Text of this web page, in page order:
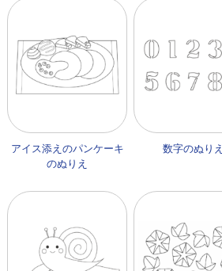
アイス添えのパンケーキ
のぬりえ
数字のぬりえ